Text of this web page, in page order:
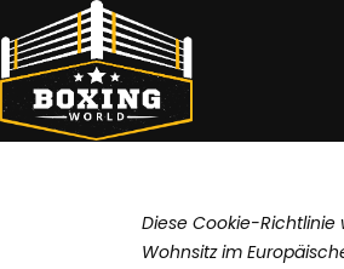
COOKIE-RICHTLINIE
Diese Cookie-Richtlinie
Wohnsitz im